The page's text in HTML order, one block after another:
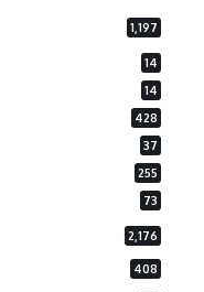
1,197
14
14
428
37
255
73
2,176
408